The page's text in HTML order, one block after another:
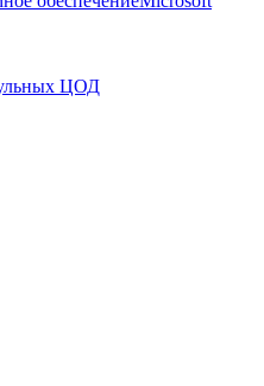
ЦОД